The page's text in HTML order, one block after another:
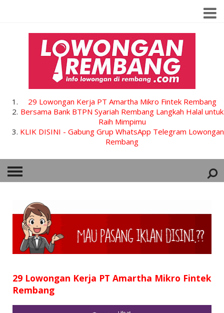
29 Lowongan Kerja PT Amartha Mikro Fintek Rembang
Bersama Bank BTPN Syariah Rembang Langkah Halal untuk
Raih Mimpimu
KLIK DISINI - Gabung Grup WhatsApp Telegram Lowongan
Rembang
HOME
SMP
D3
29 Lowongan Kerja PT Amartha Mikro Fintek
Rembang